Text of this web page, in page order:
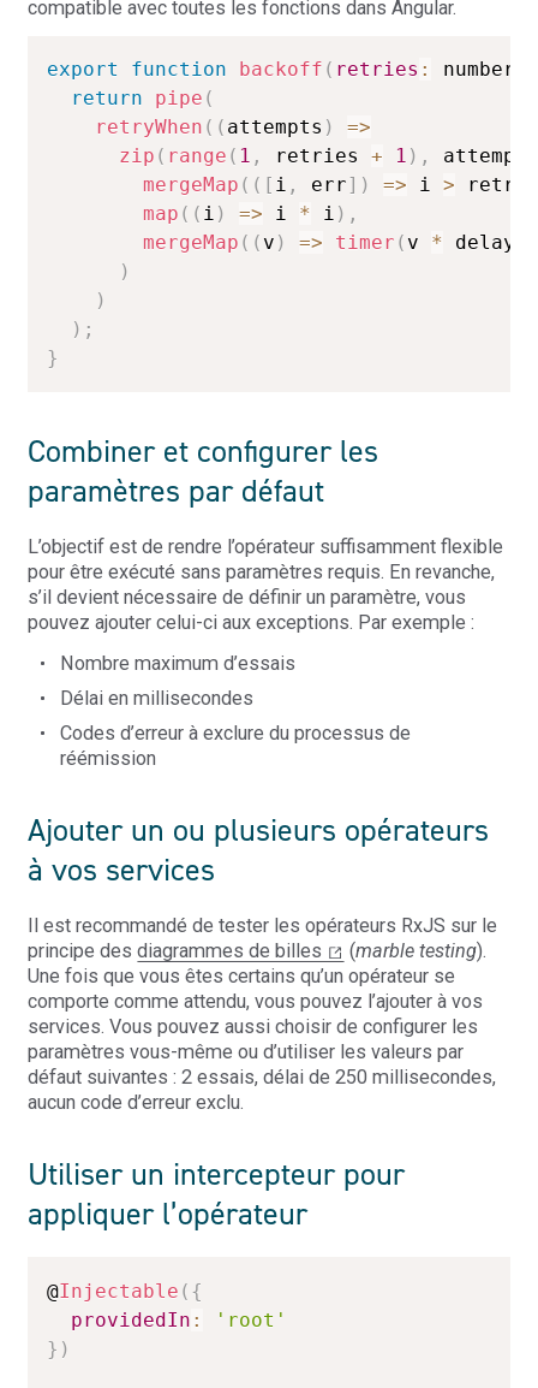
compatible avec toutes les fonctions dans Angular.
export function backoff ( retries : number
return
pipe (
retryWhen ( ( attempts )
=>
zip ( range ( 1 , retries + 1 ) ,
attempts
mergeMap ( ( [ i , err] ) => i >
map ( ( i ) => i * i ) ,
mergeMap ( ( v ) => timer ( v * delay
)
)
) ;
}
Combiner et configurer les
paramètres par défaut
L’objectif est de rendre l’opérateur suffisamment flexible
pour être exécuté sans paramètres requis. En revanche,
s’il devient nécessaire de définir un paramètre, vous
pouvez ajouter celui-ci aux exceptions. Par exemple :
Nombre maximum d’essais
Délai en millisecondes
Codes d’erreur à exclure du processus de
réémission
Ajouter un ou plusieurs opérateurs
à vos services
Il est recommandé de tester les opérateurs RxJS sur le
principe des diagrammes de billes (marble testing).
Une fois que vous êtes certains qu’un opérateur se
comporte comme attendu, vous pouvez l’ajouter à vos
services. Vous pouvez aussi choisir de configurer les
paramètres vous-même ou d’utiliser les valeurs par
défaut suivantes : 2 essais, délai de 250 millisecondes,
aucun code d’erreur exclu.
Utiliser un intercepteur pour
appliquer l’opérateur
@Injectable ( {
providedIn :
'root'
} )